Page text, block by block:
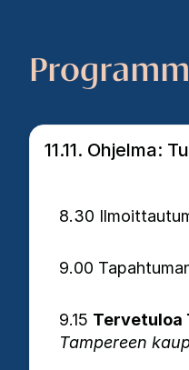
11.11. Ohjelma:
8.30
9.00
9.15 Tervetuloa
Tampereen